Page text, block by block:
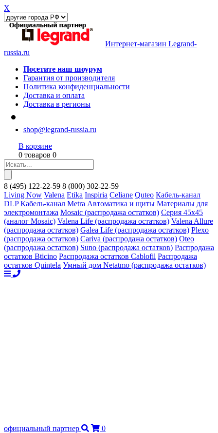
X
Интернет-магазин Legrand-
russia.ru
Посетите наш шоурум
Гарантия от производителя
Политика конфиденциальности
Доставка и оплата
Доставка в регионы
shop@legrand-russia.ru
В корзине
0 товаров 0
8 (495) 122-22-59 8 (800) 302-22-59
Living Now Valena Etika Inspiria Celiane Quteo Кабель-канал
DLP Кабель-канал Metra Автоматика и щиты Материалы для
электромонтажа Mosaic (распродажа остатков) Серия 45х45
(аналог Mosaic) Valena Life (распродажа остатков) Valena Allure
(распродажа остатков) Galea Life (распродажа остатков) Plexo
(распродажа остатков) Cariva (распродажа остатков) Oteo
(распродажа остатков) Suno (распродажа остатков) Распродажа
остатков Bticino Распродажа остатков Cablofil Распродажа
остатков Quintela Умный дом Netatmo (распродажа остатков)
официальный партнер 0